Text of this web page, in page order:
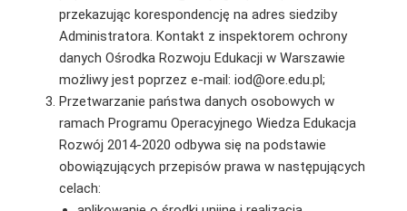
przekazując korespondencję na adres siedziby
Administratora. Kontakt z inspektorem ochrony
danych Ośrodka Rozwoju Edukacji w Warszawie
możliwy jest poprzez e-mail: iod@ore.edu.pl;
Przetwarzanie państwa danych osobowych w
ramach Programu Operacyjnego Wiedza Edukacja
Rozwój 2014-2020 odbywa się na podstawie
obowiązujących przepisów prawa w następujących
celach: